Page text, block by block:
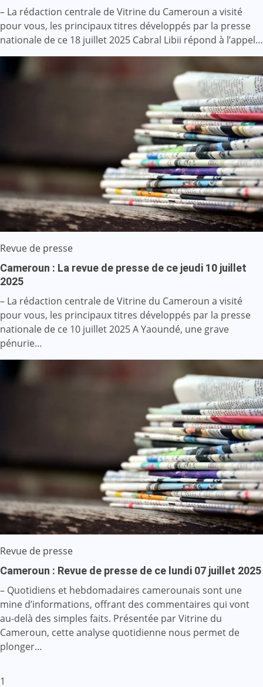
– La rédaction centrale de Vitrine du Cameroun a visité
pour vous, les principaux titres développés par la presse
nationale de ce 18 juillet 2025 Cabral Libii répond à l’appel…
Revue de presse
Cameroun : La revue de presse de ce jeudi 10 juillet
2025
– La rédaction centrale de Vitrine du Cameroun a visité
pour vous, les principaux titres développés par la presse
nationale de ce 10 juillet 2025 A Yaoundé, une grave
pénurie…
Revue de presse
Cameroun : Revue de presse de ce lundi 07 juillet 2025
– Quotidiens et hebdomadaires camerounais sont une
mine d’informations, offrant des commentaires qui vont
au-delà des simples faits. Présentée par Vitrine du
Cameroun, cette analyse quotidienne nous permet de
plonger…
1